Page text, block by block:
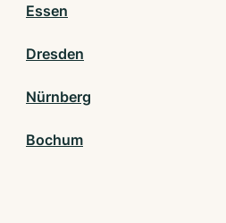
Essen
Dresden
Nürnberg
Bochum